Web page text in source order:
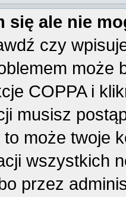
się ale nie
czy
może
COPPA i
musisz
może twoje
wszystkich
przez